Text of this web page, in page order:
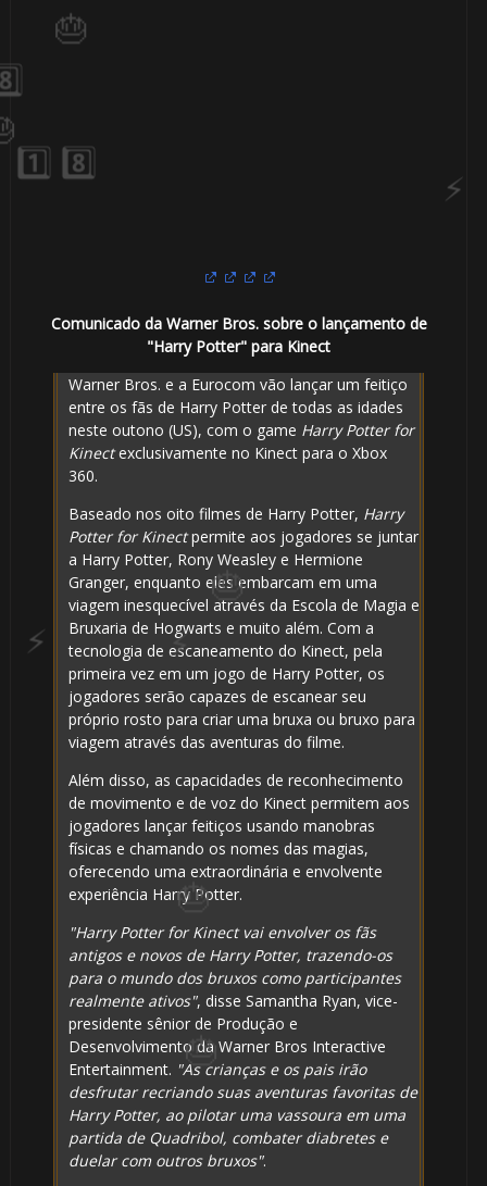
Comunicado da Warner Bros. sobre o lançamento de
"Harry Potter" para Kinect
Warner Bros. e a Eurocom vão lançar um feitiço
entre os fãs de Harry Potter de todas as idades
neste outono (US), com o game Harry Potter for
Kinectexclusivamente no Kinect para o Xbox
360.
Baseado nos oito filmes de Harry Potter, Harry
Potter for Kinectpermite aos jogadores se juntar
a Harry Potter, Rony Weasley e Hermione
Granger, enquanto eles embarcam em uma
viagem inesquecível através da Escola de Magia e
Bruxaria de Hogwarts e muito além. Com a
tecnologia de escaneamento do Kinect, pela
primeira vez em um jogo de Harry Potter, os
jogadores serão capazes de escanear seu
próprio rosto para criar uma bruxa ou bruxo para
viagem através das aventuras do filme.
Além disso, as capacidades de reconhecimento
de movimento e de voz do Kinect permitem aos
jogadores lançar feitiços usando manobras
físicas e chamando os nomes das magias,
oferecendo uma extraordinária e envolvente
experiência Harry Potter.
"Harry Potter for Kinectvai envolver os fãs
antigos e novos de Harry Potter, trazendo-os
para o mundo dos bruxos como participantes
realmente ativos", disse Samantha Ryan, vice-
presidente sênior de Produção e
Desenvolvimento da Warner Bros Interactive
Entertainment. "As crianças e os pais irão
desfrutar recriando suas aventuras favoritas de
Harry Potter, ao pilotar uma vassoura em uma
partida de Quadribol, combater diabretes e
duelar com outros bruxos".
1️⃣ 8️⃣
1️⃣ 8️⃣
🎂
🎂
⚡